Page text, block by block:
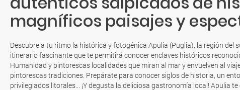
magníficos paisajes y
Descubre a tu ritmo la histórica y fotogénica Apulia (Puglia), la región del
itinerario fascinante que te permitirá conocer enclaves históricos
Humanidad y pintorescas localidades que miran al mar y envuelven al
pintorescas tradiciones. Prepárate para conocer siglos de historia, un
privilegiados litorales... ¡Y degusta la deliciosa gastronomía local! Apulia